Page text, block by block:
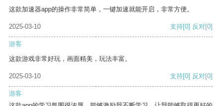
这款加速器app的操作非常简单，一键加速就能开启，非常方便。
2025-03-10 支持[0] 反对[0]
游客
这款游戏非常好玩，画面精美，玩法丰富。
2025-03-10 支持[0] 反对[0]
游客